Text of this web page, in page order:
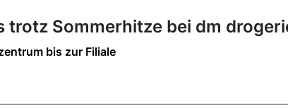
trotz Sommerhitze bei dm
bis zur Filiale